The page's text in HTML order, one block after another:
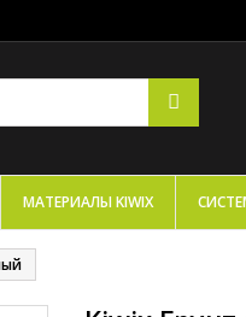
МАТЕРИАЛЫ KIWIX